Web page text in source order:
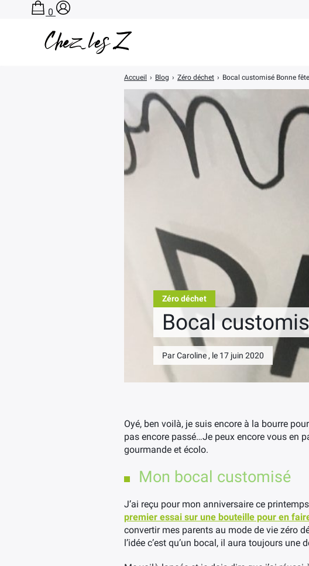
Zéro déchet
Bocal
Par Caroline , le 17 juin 2020
Accueil › Blog › Zéro déchet › Bocal customisé Bonne
Oyé, ben voilà, je suis encore à la bourre
pas encore passé…Je peux encore vous en
gourmande et écolo.
Mon bocal customisé
J’ai reçu pour mon anniversaire ce
premier essai sur une bouteille pour en
convertir mes parents au mode de vie zéro
l’idée c’est qu’un bocal, il aura toujours
0